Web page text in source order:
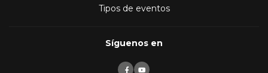
Tipos de eventos
Síguenos en